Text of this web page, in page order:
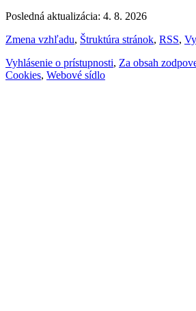
Posledná aktualizácia: 4. 8. 2026
Zmena vzhľadu, Štruktúra stránok, RSS,
Vyhlásenie o prístupnosti, Za obsah
Cookies, Webové sídlo